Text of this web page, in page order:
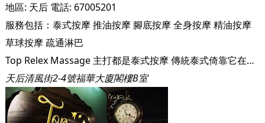
地區: 天后電話: 67005201
服務包括： 泰式按摩推油按摩 腳底按摩全身按摩精油按摩
草球按摩疏通淋巴
Top Relex Massage 主打都是泰式按摩 傳統泰式倚靠它在幫助身體放鬆、重獲能量、保持健康和幫助治療眾多常見小病的神奇效果享有盛譽。通過有節奏的按壓身體能量線、點，同時配合深度按壓，它能夠幫助身體獲得並保持能量的平衡。各身體循環系統都會得到按摩。雖然最初只是按摩，但最後你身體將變得更加柔軟，循環和器官得到改善，精神保持更加狀態。 歡迎致電預約：2788 1900 WhatsApp : 6700 5201
天后清風街2-4號福華大廈閣樓B室